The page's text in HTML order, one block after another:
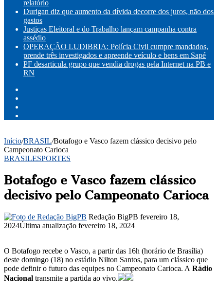
relatório
Durigan diz que aumento da dívida decorre dos juros, não dos
gastos
Justiças Eleitoral e do Trabalho lançam campanha contra
assédio
OPERAÇÃO LUDIBRIA: Polícia Civil cumpre mandados,
prende três investigados e apreende veículo e bens em Sapé
PF desarticula grupo que vendia drogas pela Internet na PB e
RN
Início/BRASIL/Botafogo e Vasco fazem clássico decisivo pelo
Campeonato Carioca
BRASILESPORTES
Botafogo e Vasco fazem clássico
decisivo pelo Campeonato Carioca
Redação BigPB Mande
fevereiro 18,
2024Última atualização fevereiro 18, 2024
O Botafogo recebe o Vasco, a partir das 16h (horário de Brasília)
deste domingo (18) no estádio Nilton Santos, para um clássico que
pode definir o futuro das equipes no Campeonato Carioca. A Rádio
Nacional transmite a partida ao vivo.